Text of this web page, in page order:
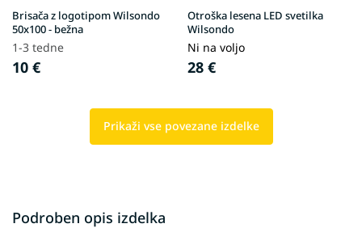
Brisača z logotipom Wilsondo
50x100 - bežna
1-3 tedne
10 €
Otroška lesena LED svetilka
Wilsondo
Ni na voljo
28 €
Prikaži vse povezane izdelke
Podroben opis izdelka